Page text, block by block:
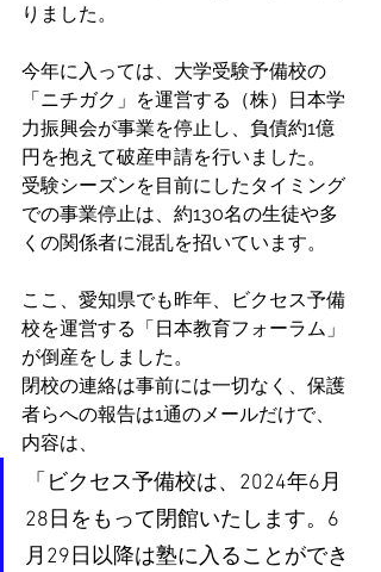
りました。
今年に入っては、大学受験予備校の
「ニチガク」を運営する（株）日本学
力振興会が事業を停止し、負債約1億
円を抱えて破産申請を行いました。
受験シーズンを目前にしたタイミング
での事業停止は、約130名の生徒や多
くの関係者に混乱を招いています。
ここ、愛知県でも昨年、ビクセス予備
校を運営する「日本教育フォーラム」
が倒産をしました。
閉校の連絡は事前には一切なく、保護
者らへの報告は1通のメールだけで、
内容は、
「ビクセス予備校は、2024年6月
28日をもって閉館いたします。6
月29日以降は塾に入ることができ